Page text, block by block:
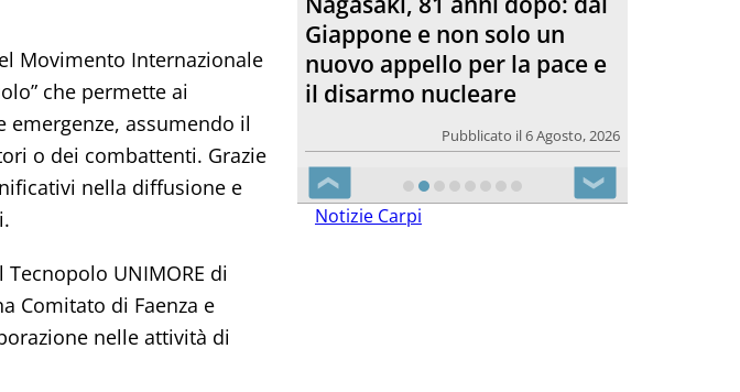
Movimento Internazionale
che permette ai
assumendo il
o dei combattenti. Grazie
nella diffusione e
UNIMORE di
Comitato di Faenza e
nelle attività di
Morto Francesco Guccini.
L’amico teologo, “un faro
per molti: coerente fino alla
Pubblicato il 6 Agosto, 2026
❮